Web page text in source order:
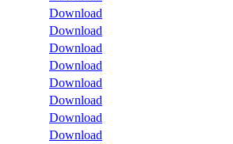
Download
Download
Download
Download
Download
Download
Download
Download